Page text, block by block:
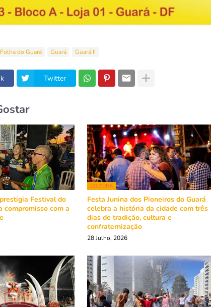
Folha do Guará Guará Guará II
Twitter
Festival do
compromisso com a
CULTURA
Festa Junina dos Pioneiros do Guará
celebra a história da cidade com três
dias de tradição, cultura e
confraternização
28 Julho, 2026